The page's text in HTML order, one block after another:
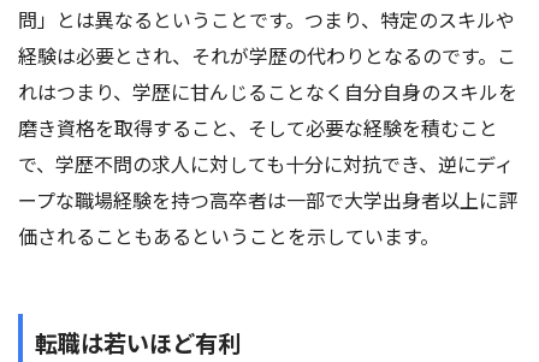
問」とは異なるということです。つまり、特定のスキルや
経験は必要とされ、それが学歴の代わりとなるのです。こ
れはつまり、学歴に甘んじることなく自分自身のスキルを
磨き資格を取得すること、そして必要な経験を積むこと
で、学歴不問の求人に対しても十分に対抗でき、逆にディ
ープな職場経験を持つ高卒者は一部で大学出身者以上に評
価されることもあるということを示しています。
転職は若いほど有利